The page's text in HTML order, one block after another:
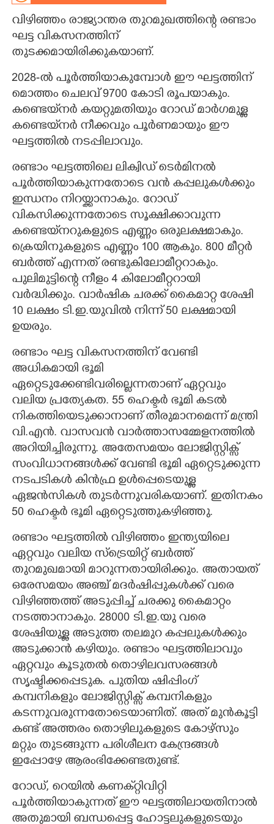
CARTOONS
LITERATURE
ZOOM
CONTACT US
വിഴിഞ്ഞം രാജ്യാന്തര തുറമുഖത്തിന്റെ രണ്ടാം
ഘട്ട വികസനത്തിന്
തുടക്കമായിരിക്കുകയാണ്.
2028-ൽ പൂർത്തിയാകുമ്പോൾ ഈ ഘട്ടത്തിന്
മൊത്തം ചെലവ് 9700 കോടി രൂപയാകും.
കണ്ടെയ്‌നർ കയറ്റുമതിയും റോഡ് മാർഗമുള്ള
കണ്ടെയ്‌നർ നീക്കവും പൂർണമായും ഈ
ഘട്ടത്തിൽ നടപ്പിലാവും.
രണ്ടാം ഘട്ടത്തിലെ ലിക്വിഡ് ടെർമിനൽ
പൂർത്തിയാകുന്നതോടെ വൻ കപ്പലുകൾക്കും
ഇന്ധനം നിറയ്ക്കാനാകും. റോഡ്
വികസിക്കുന്നതോടെ സൂക്ഷിക്കാവുന്ന
കണ്ടെയ്‌നറുകളുടെ എണ്ണം ഒരുലക്ഷമാകും.
ക്രെയിനുകളുടെ എണ്ണം 100 ആകും. 800 മീറ്റർ
ബർത്ത് എന്നത് രണ്ടുകിലോമീറ്ററാകും.
പുലിമുട്ടിന്റെ നീളം 4 കിലോമീറ്ററായി
വർദ്ധിക്കും. വാർഷിക ചരക്ക് കൈമാറ്റ ശേഷി
10 ലക്ഷം ടി.ഇ.യുവിൽ നിന്ന് 50 ലക്ഷമായി
ഉയരും.
രണ്ടാം ഘട്ട വികസനത്തിന് വേണ്ടി
അധികമായി ഭൂമി
ഏറ്റെടുക്കേണ്ടിവരില്ലെന്നതാണ് ഏറ്റവും
വലിയ പ്രത്യേകത. 55 ഹെക്ടർ ഭൂമി കടൽ
നികത്തിയെടുക്കാനാണ് തീരുമാനമെന്ന് മന്ത്രി
വി.എൻ. വാസവൻ വാർത്താസമ്മേളനത്തിൽ
അറിയിച്ചിരുന്നു. അതേസമയം ലോജിസ്റ്റിക്സ്
സംവിധാനങ്ങൾക്ക് വേണ്ടി ഭൂമി ഏറ്റെടുക്കുന്ന
നടപടികൾ കിൻഫ്ര ഉൾപ്പെടെയുള്ള
ഏജൻസികൾ തുടർന്നുവരികയാണ്. ഇതിനകം
50 ഹെക്ടർ ഭൂമി ഏറ്റെടുത്തുകഴിഞ്ഞു.
രണ്ടാം ഘട്ടത്തിൽ വിഴിഞ്ഞം ഇന്ത്യയിലെ
ഏറ്റവും വലിയ സ്ട്രെയിറ്റ് ബർത്ത്
തുറമുഖമായി മാറുന്നതായിരിക്കും. അതായത്
ഒരേസമയം അഞ്ച് മദർഷിപ്പുകൾക്ക് വരെ
വിഴിഞ്ഞത്ത് അടുപ്പിച്ച് ചരക്കു കൈമാറ്റം
നടത്താനാകും. 28000 ടി.ഇ.യു വരെ
ശേഷിയുള്ള അടുത്ത തലമുറ കപ്പലുകൾക്കും
അടുക്കാൻ കഴിയും. രണ്ടാം ഘട്ടത്തിലാവും
ഏറ്റവും കൂടുതൽ തൊഴിലവസരങ്ങൾ
സൃഷ്ടിക്കപ്പെടുക. പുതിയ ഷിപ്പിംഗ്
കമ്പനികളും ലോജിസ്റ്റിക്സ് കമ്പനികളും
കടന്നുവരുന്നതോടെയാണിത്. അത് മുൻകൂട്ടി
കണ്ട് അത്തരം തൊഴിലുകളുടെ കോഴ്സും
മറ്റും തുടങ്ങുന്ന പരിശീലന കേന്ദ്രങ്ങൾ
ഇപ്പോഴേ ആരംഭിക്കേണ്ടതുണ്ട്.
റോഡ്, റെയിൽ കണക്‌റ്റിവിറ്റി
പൂർത്തിയാകുന്നത് ഈ ഘട്ടത്തിലായതിനാൽ
അതുമായി ബന്ധപ്പെട്ട ഹോട്ടലുകളുടെയും